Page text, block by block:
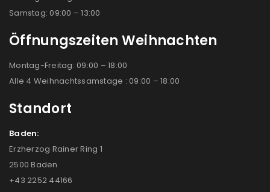
Samstag: 09:00 – 13:00
Öffnungszeiten Weihnachten
Montag-Freitag: 09:00 – 18:00
Alle 4 Weihnachtssamstage : 09:00 – 18:00
Standort
Baden:
Erzherzog Rainer Ring 1
2500 Baden
+43 2252 44166